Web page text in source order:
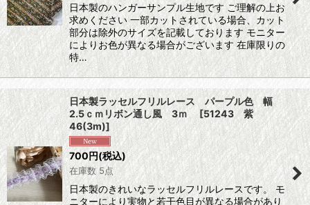
日本製のハンガーサンプル生地です ご理解の上お
求めください 一部カットされている場合、カット
部分は除外のサイズを記載しております モニター
によりお色が異なる場合がございます 在庫限りの
特…
日本製ラッセルフリルレース パープル色 幅
2.5ｃｍリボン通し風 3ｍ [51243 紫
46(3m)]
700円(税込)
在庫数 5点
日本製のきれいなラッセルフリルレースです。 モ
ニターにより実物と若干色目が異なる場合があり